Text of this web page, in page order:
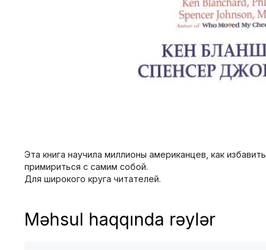
Эта книга научила миллионы американцев, как
примириться с самим собой.
Для широкого круга читателей.
Məhsul haqqında rəylər